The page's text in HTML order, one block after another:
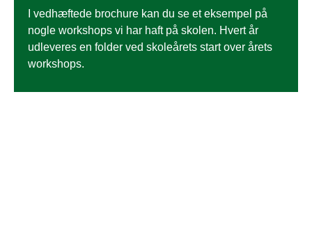
I vedhæftede brochure kan du se et eksempel på
nogle workshops vi har haft på skolen. Hvert år
udleveres en folder ved skoleårets start over årets
workshops.